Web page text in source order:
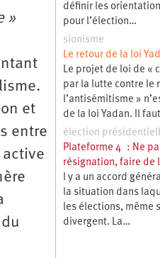
»
et
entre
définir les
pour l’élection…
sionisme
Le retour de la loi
Le projet de loi de «
par la lutte contre le
l’antisémitisme »
de la loi Yadan. Il
élection
Plateforme 4 : Ne
résignation, faire de
l y a un accord
la situation dans
les élections, même
divergent. La…